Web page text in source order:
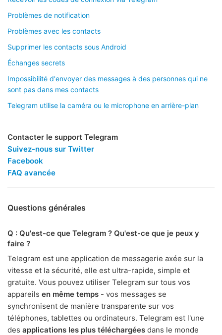
Problèmes de notification
Problèmes avec les contacts
Supprimer les contacts sous Android
Échanges secrets
Impossibilité d'envoyer des messages à des personnes qui ne
sont pas dans mes contacts
Telegram utilise la caméra ou le microphone en arrière-plan
Contacter le support Telegram
Suivez-nous sur Twitter
Facebook
FAQ avancée
Questions générales
Q : Qu'est-ce que Telegram ? Qu'est-ce que je peux y
faire ?
Telegram est une application de messagerie axée sur la
vitesse et la sécurité, elle est ultra-rapide, simple et
gratuite. Vous pouvez utiliser Telegram sur tous vos
appareils en même temps - vos messages se
synchronisent de manière transparente sur vos
téléphones, tablettes ou ordinateurs. Telegram est l'une
des applications les plus téléchargées dans le monde